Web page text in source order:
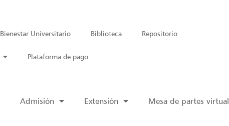
Bienestar Universitario Biblioteca Repositorio
Plataforma de pago
Admisión Extensión Mesa de partes virtual